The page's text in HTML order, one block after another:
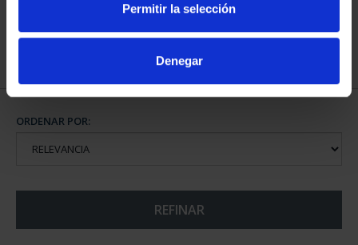
Permitir la selección
Denegar
ORDENAR POR:
REFINAR